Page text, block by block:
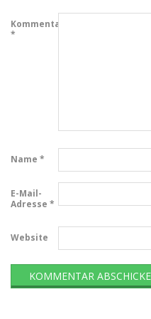
Kommentar
*
Name *
E-Mail-
Adresse *
Website